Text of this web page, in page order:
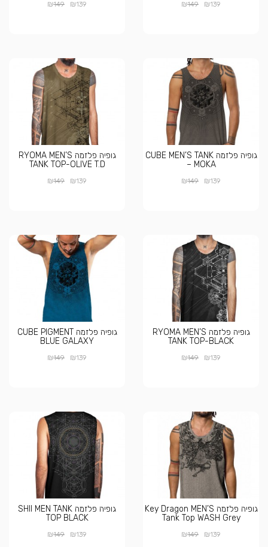
₪139
₪149
₪139
₪149
גופיה פלזמה CUBE MEN’S TANK
– MOKA
₪139
₪149
גופיה פלזמה RYOMA MEN’S
TANK TOP-OLIVE T.D
₪139
₪149
גופיה פלזמה RYOMA MEN’S
TANK TOP-BLACK
₪139
₪149
גופיה פלזמה CUBE PIGMENT
BLUE GALAXY
₪139
₪149
גופיה פלזמה Key Dragon MEN’S
Tank Top WASH Grey
₪139
₪149
גופיה פלזמה SHII MEN TANK
TOP BLACK
₪139
₪149